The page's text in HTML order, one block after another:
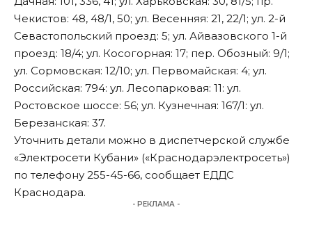
Чекистов: 48, 48/1, 50; ул. Весенняя: 21, 22/1; ул. 2-й
Севастопольский проезд: 5; ул. Айвазовского 1-й
проезд: 18/4; ул. Косогорная: 17; пер. Обозный: 9/1;
ул. Сормовская: 12/10; ул. Первомайская: 4; ул.
Российская: 794: ул. Лесопарковая: 11: ул.
Ростовское шоссе: 56; ул. Кузнечная: 167/1: ул.
Березанская: 37.
Уточнить детали можно в диспетчерской службе
«Электросети Кубани» («Краснодарэлектросеть»)
по телефону 255-45-66, сообщает ЕДДС
Краснодара.
- РЕКЛАМА -